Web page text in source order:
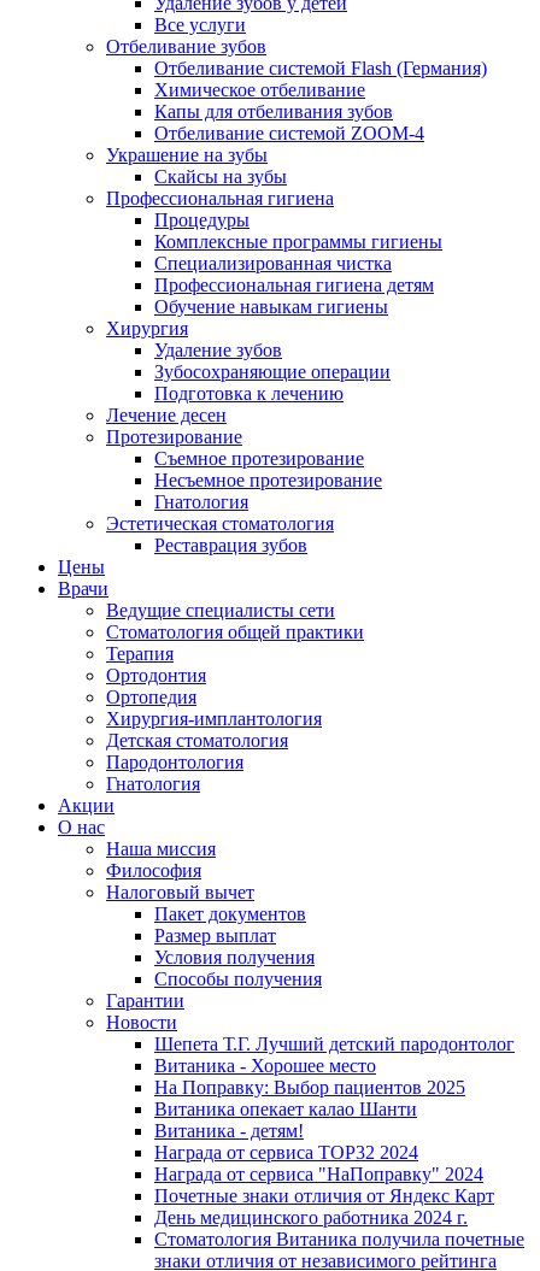
Все услуги
Отбеливание зубов
Отбеливание системой Flash (Германия)
Химическое отбеливание
Капы для отбеливания зубов
Отбеливание системой ZOOM-4
Украшение на зубы
Скайсы на зубы
Профессиональная гигиена
Процедуры
Комплексные программы гигиены
Специализированная чистка
Профессиональная гигиена детям
Обучение навыкам гигиены
Хирургия
Удаление зубов
Зубосохраняющие операции
Подготовка к лечению
Лечение десен
Протезирование
Съемное протезирование
Несъемное протезирование
Гнатология
Эстетическая стоматология
Реставрация зубов
Цены
Врачи
Ведущие специалисты сети
Стоматология общей практики
Терапия
Ортодонтия
Ортопедия
Хирургия-имплантология
Детская стоматология
Пародонтология
Гнатология
Акции
О нас
Наша миссия
Философия
Налоговый вычет
Пакет документов
Размер выплат
Условия получения
Способы получения
Гарантии
Новости
Шепета Т.Г. Лучший детский пародонтолог
Витаника - Хорошее место
На Поправку: Выбор пациентов 2025
Витаника опекает калао Шанти
Витаника - детям!
Награда от сервиса TOP32 2024
Награда от сервиса "НаПоправку" 2024
Почетные знаки отличия от Яндекс Карт
День медицинского работника 2024 г.
Стоматология Витаника получила почетные
знаки отличия от независимого рейтинга